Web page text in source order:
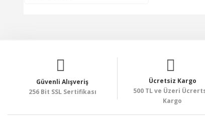
Güvenli Alışveriş
256 Bit SSL Sertifikası
Ücretsiz Kargo
500 TL ve Üzeri
Kargo